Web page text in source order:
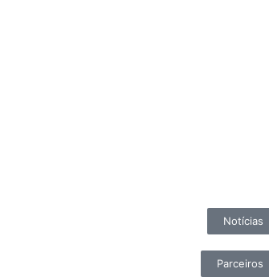
Notícias
Parceiros